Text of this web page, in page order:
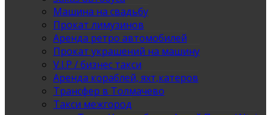
Машина на свадьбу
Прокат лимузинов
Аренда ретро автомобилей
Прокат украшений на машину
V.I.P / бизнес такси
Аренда кораблей, яхт,катеров
Трансфер в Толмачево
Такси межгород